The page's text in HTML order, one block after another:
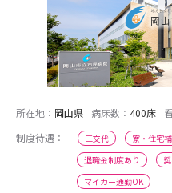
所在地： 岡山県 病床数： 400床
制度待遇：
三交代 寮・住宅
退職金制度あり
マイカー通勤OK